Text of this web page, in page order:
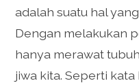
adalah suatu hal
Dengan melakukan
hanya merawat
jiwa kita. Seperti kata